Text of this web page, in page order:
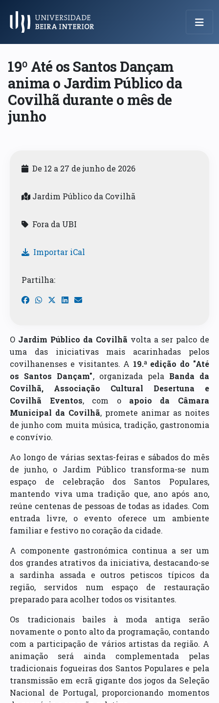
Menu Principal
19º Até os Santos Dançam
anima o Jardim Público da
Covilhã durante o mês de
junho
De 12 a 27 de junho de 2026
Jardim Público da Covilhã
Fora da UBI
Importar iCal
Partilha:
O Jardim Público da Covilhã volta a ser palco de
uma das iniciativas mais acarinhadas pelos
covilhanenses e visitantes. A 19.ª edição do "Até
os Santos Dançam", organizada pela Banda da
Covilhã, Associação Cultural Desertuna e
Covilhã Eventos, com o apoio da Câmara
Municipal da Covilhã, promete animar as noites
de junho com muita música, tradição, gastronomia
e convívio.
Ao longo de várias sextas-feiras e sábados do mês
de junho, o Jardim Público transforma-se num
espaço de celebração dos Santos Populares,
mantendo viva uma tradição que, ano após ano,
reúne centenas de pessoas de todas as idades. Com
entrada livre, o evento oferece um ambiente
familiar e festivo no coração da cidade.
A componente gastronómica continua a ser um
dos grandes atrativos da iniciativa, destacando-se
a sardinha assada e outros petiscos típicos da
região, servidos num espaço de restauração
preparado para acolher todos os visitantes.
Os tradicionais bailes à moda antiga serão
novamente o ponto alto da programação, contando
com a participação de vários artistas da região. A
animação será ainda complementada pelas
tradicionais fogueiras dos Santos Populares e pela
transmissão em ecrã gigante dos jogos da Seleção
Nacional de Portugal, proporcionando momentos